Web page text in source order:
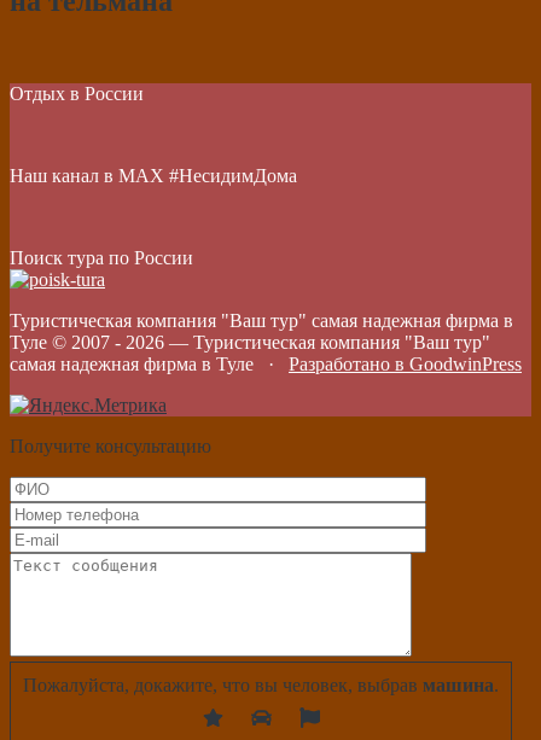
Отдых в России
Наш канал в МАХ #НесидимДома
Поиск тура по России
Туристическая компания "Ваш тур" самая надежная фирма в
Туле © 2007 - 2026 — Туристическая компания "Ваш тур"
самая надежная фирма в Туле · Разработано в GoodwinPress
Получите консультацию
Пожалуйста, докажите, что вы человек, выбрав машина.